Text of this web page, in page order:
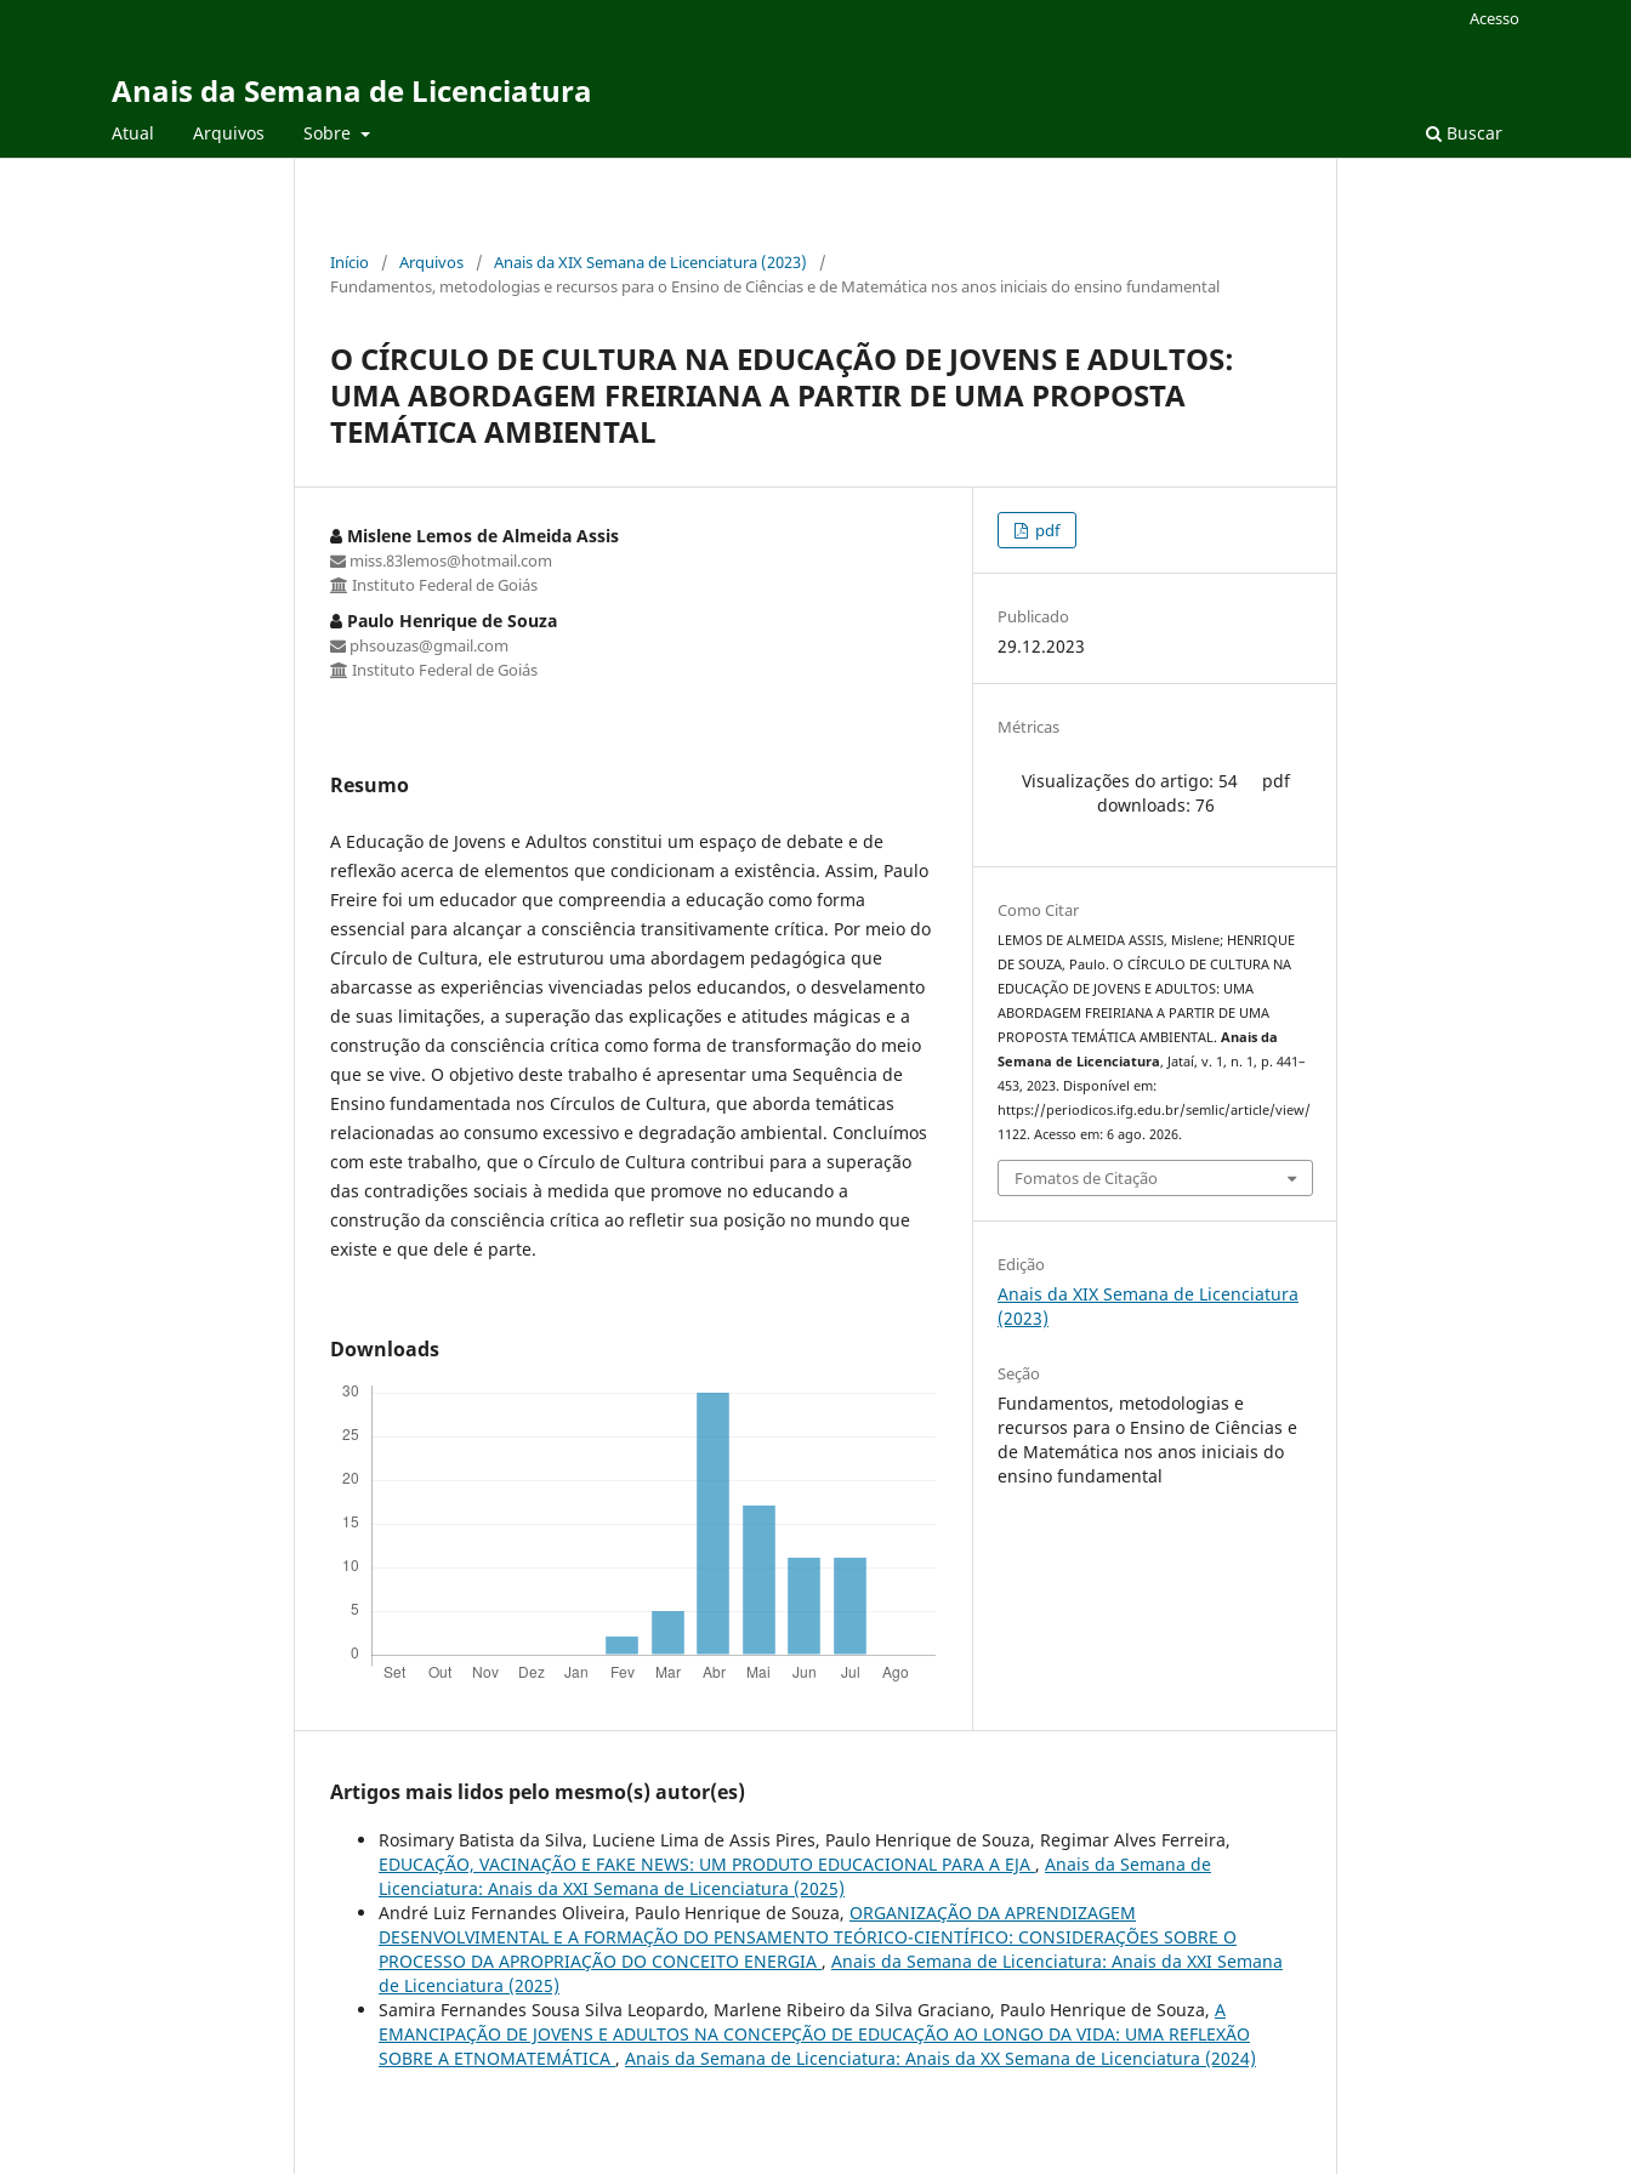
Anais da Semana de Licenciatura
Atual Arquivos Sobre Buscar
Acesso
Início / Arquivos / Anais da XIX Semana de Licenciatura (2023)
/
Fundamentos, metodologias e recursos para o Ensino de Ciências e de Matemática nos anos iniciais do ensino fundamental
O CÍRCULO DE CULTURA NA EDUCAÇÃO DE JOVENS E ADULTOS:
UMA ABORDAGEM FREIRIANA A PARTIR DE UMA PROPOSTA
TEMÁTICA AMBIENTAL
Mislene Lemos de Almeida Assis
miss.83lemos@hotmail.com
Instituto Federal de Goiás
Paulo Henrique de Souza
phsouzas@gmail.com
Instituto Federal de Goiás
Resumo
A Educação de Jovens e Adultos constitui um espaço de debate e de
reflexão acerca de elementos que condicionam a existência. Assim, Paulo
Freire foi um educador que compreendia a educação como forma
essencial para alcançar a consciência transitivamente crítica. Por meio do
Círculo de Cultura, ele estruturou uma abordagem pedagógica que
abarcasse as experiências vivenciadas pelos educandos, o desvelamento
de suas limitações, a superação das explicações e atitudes mágicas e a
construção da consciência crítica como forma de transformação do meio
que se vive. O objetivo deste trabalho é apresentar uma Sequência de
Ensino fundamentada nos Círculos de Cultura, que aborda temáticas
relacionadas ao consumo excessivo e degradação ambiental. Concluímos
com este trabalho, que o Círculo de Cultura contribui para a superação
das contradições sociais à medida que promove no educando a
construção da consciência crítica ao refletir sua posição no mundo que
existe e que dele é parte.
Downloads
pdf
Publicado
29.12.2023
Métricas
Visualizações do artigo: 54
pdf
downloads: 76
Como Citar
LEMOS DE ALMEIDA ASSIS, Mislene; HENRIQUE
DE SOUZA, Paulo. O CÍRCULO DE CULTURA NA
EDUCAÇÃO DE JOVENS E ADULTOS: UMA
ABORDAGEM FREIRIANA A PARTIR DE UMA
PROPOSTA TEMÁTICA AMBIENTAL.Anais da
Semana de Licenciatura, Jataí, v. 1, n. 1, p. 441–
453, 2023. Disponível em:
https://periodicos.ifg.edu.br/semlic/article/view/
1122. Acesso em: 6 ago. 2026.
Fomatos de Citação
Edição
Anais da XIX Semana de Licenciatura
(2023)
Seção
Fundamentos, metodologias e
recursos para o Ensino de Ciências e
de Matemática nos anos iniciais do
ensino fundamental
Artigos mais lidos pelo mesmo(s) autor(es)
Rosimary Batista da Silva, Luciene Lima de Assis Pires, Paulo Henrique de Souza, Regimar Alves Ferreira,
EDUCAÇÃO, VACINAÇÃO E FAKE NEWS: UM PRODUTO EDUCACIONAL PARA A EJA , Anais da Semana de
Licenciatura: Anais da XXI Semana de Licenciatura (2025)
André Luiz Fernandes Oliveira, Paulo Henrique de Souza, ORGANIZAÇÃO DA APRENDIZAGEM
DESENVOLVIMENTAL E A FORMAÇÃO DO PENSAMENTO TEÓRICO-CIENTÍFICO: CONSIDERAÇÕES SOBRE O
PROCESSO DA APROPRIAÇÃO DO CONCEITO ENERGIA , Anais da Semana de Licenciatura: Anais da XXI Semana
de Licenciatura (2025)
Samira Fernandes Sousa Silva Leopardo, Marlene Ribeiro da Silva Graciano, Paulo Henrique de Souza, A
EMANCIPAÇÃO DE JOVENS E ADULTOS NA CONCEPÇÃO DE EDUCAÇÃO AO LONGO DA VIDA: UMA REFLEXÃO
SOBRE A ETNOMATEMÁTICA , Anais da Semana de Licenciatura: Anais da XX Semana de Licenciatura (2024)